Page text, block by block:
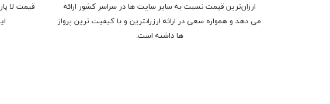
ارزان‌ترین قیمت نسبت به سایر سایت ها در سراسر کشور ارائه
می دهد و همواره سعی در ارائه ارزرانترین و با کیفیت ترین پرواز
ها داشته است.
قیمت لا